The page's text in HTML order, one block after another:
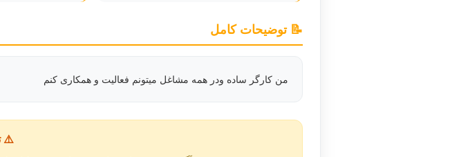
📝 توضیحات کامل
من کارگر ساده ودر همه مشاغل میتونم فعالیت و همکاری کنم
⚠️